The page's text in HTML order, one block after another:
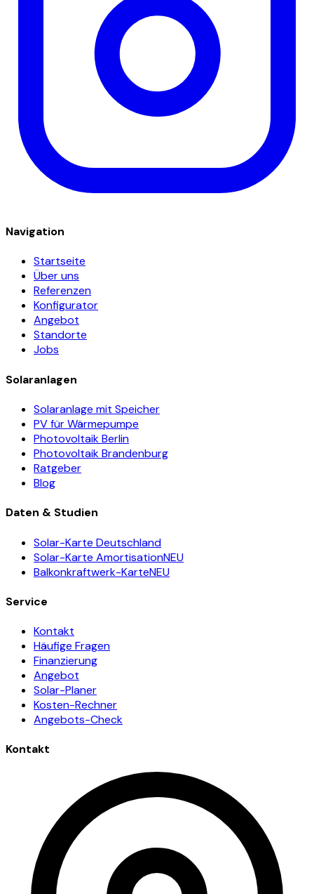
Navigation
Startseite
Über uns
Referenzen
Konfigurator
Angebot
Standorte
Jobs
Solaranlagen
Solaranlage mit Speicher
PV für Wärmepumpe
Photovoltaik Berlin
Photovoltaik Brandenburg
Ratgeber
Blog
Daten & Studien
Solar-Karte Deutschland
Solar-Karte AmortisationNEU
Balkonkraftwerk-KarteNEU
Service
Kontakt
Häufige Fragen
Finanzierung
Angebot
Solar-Planer
Kosten-Rechner
Angebots-Check
Kontakt